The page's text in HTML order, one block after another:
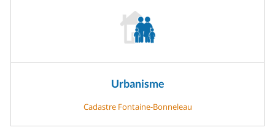
Urbanisme
Cadastre Fontaine-Bonneleau